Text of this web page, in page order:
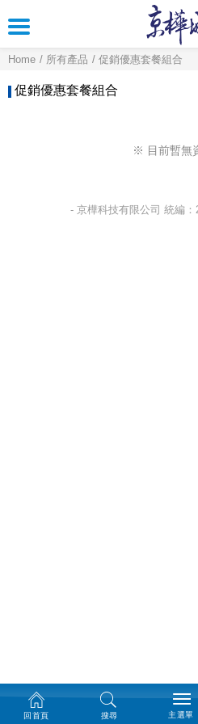
Home 所有產品 促銷優惠套餐組合
促銷優惠套餐組合
※ 目前暫無
- 京樺科技有限公司 統編
回首頁 搜尋 主選單